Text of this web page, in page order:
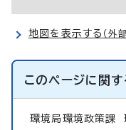
地図を表示する （外
このページに関す
環境局環境政策課